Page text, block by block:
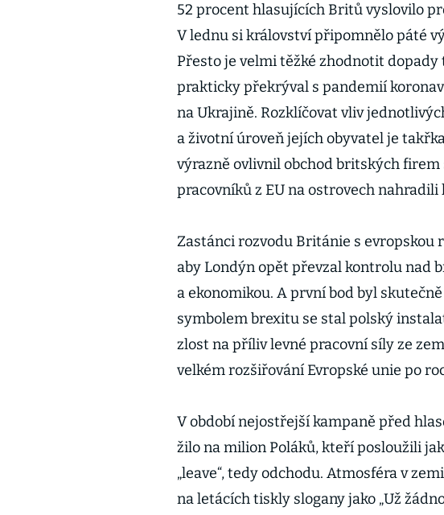
52 procent hlasujících Britů vyslovilo
V lednu si království připomnělo páté
Přesto je velmi těžké zhodnotit
prakticky překrýval s pandemií
na Ukrajině. Rozklíčovat vliv
a životní úroveň jejích obyvatel je
výrazně ovlivnil obchod britských
pracovníků z EU na ostrovech nahradili
Zastánci rozvodu Británie s evropskou
aby Londýn opět převzal kontrolu nad
a ekonomikou. A první bod byl
symbolem brexitu se stal polský
zlost na příliv levné pracovní síly ze
velkém rozšiřování Evropské unie po
V období nejostřejší kampaně před
žilo na milion Poláků, kteří posloužili
„leave“, tedy odchodu. Atmosféra v
na letácích tiskly slogany jako „Už